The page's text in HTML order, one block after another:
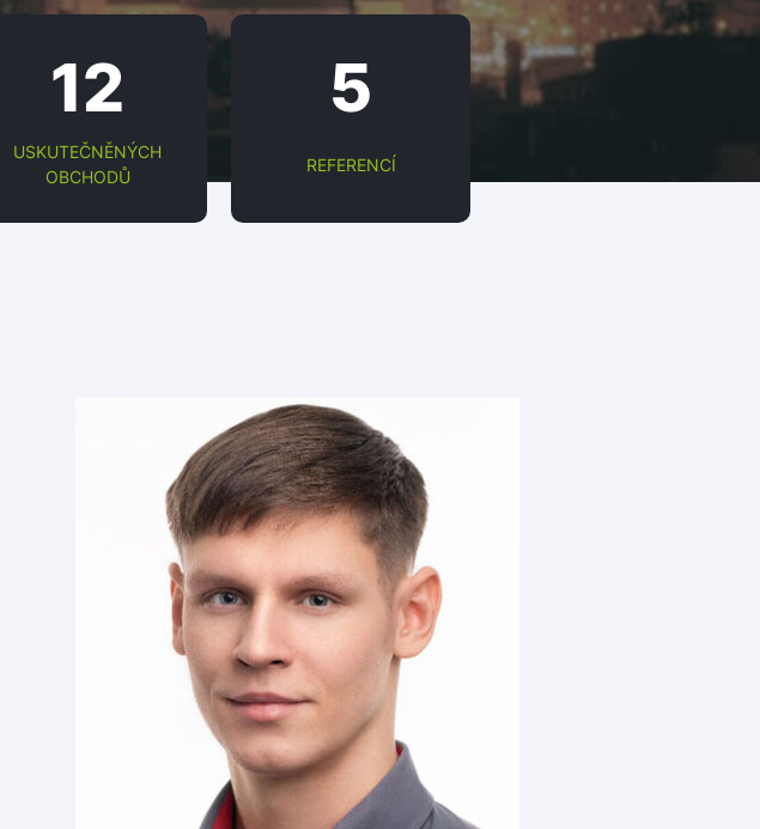
12
USKUTEČNĚNÝCH
OBCHODŮ
5
REFERENCÍ